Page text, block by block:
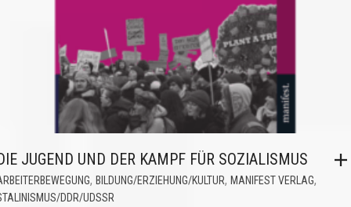
JUGEND UND DER KAMPF FÜR SOZIALISMUS
, BILDUNG/ERZIEHUNG/KULTUR, MANIFEST VERLAG,
DDR/UDSSR